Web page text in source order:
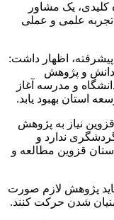
یک مشاور
تجربه علمی و عملی
پیشرفته، اظهار داشت:
دانش و پژوهش
و مدرسه آغاز
استان بهبود یابد.
نیاز به پژوهش
ندارد و
قزوین مطالعه و
پژوهش لازم صورت
شدن حرکت کنند.